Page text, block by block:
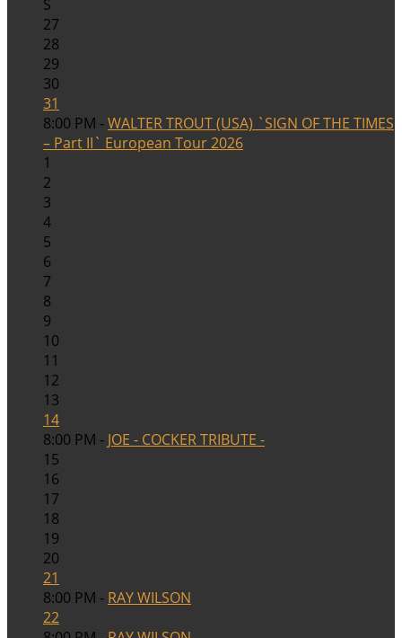
S
27
28
29
30
31
8:00 PM -WALTER TROUT (USA) `SIGN OF THE TIMES
– Part II` European Tour 2026
1
2
3
4
5
6
7
8
9
10
11
12
13
14
8:00 PM - JOE - COCKER TRIBUTE -
15
16
17
18
19
20
21
8:00 PM - RAY WILSON
22